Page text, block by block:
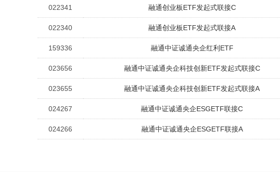
022341 融通创业板ETF发起式联接C
022340 融通创业板ETF发起式联接A
159336 融通中证诚通央企红利ETF
023656 融通中证诚通央企科技创新ETF发起式联接C
023655 融通中证诚通央企科技创新ETF发起式联接A
024267 融通中证诚通央企ESGETF联接C
024266 融通中证诚通央企ESGETF联接A